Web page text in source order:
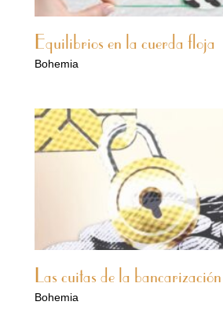
Equilibrios en la cuerda floja
Bohemia
Las cuitas de la bancarización
Bohemia